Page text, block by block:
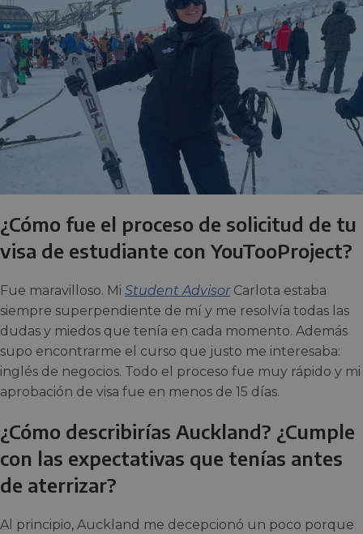
¿Cómo fue el proceso de solicitud de tu
visa de estudiante con YouTooProject?
Fue maravilloso. Mi Student AdvisorCarlota estaba
siempre superpendiente de mí y me resolvía todas las
dudas y miedos que tenía en cada momento. Además
supo encontrarme el curso que justo me interesaba:
inglés de negocios. Todo el proceso fue muy rápido y mi
aprobación de visa fue en menos de 15 días.
¿Cómo describirías Auckland? ¿Cumple
con las expectativas que tenías antes
de aterrizar?
Al principio, Auckland me decepcionó un poco porque